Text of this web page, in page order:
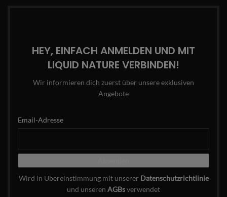
HEY, EINFACH ANMELDEN UND MIT
LIQUID NATURE VERBINDEN!
Wir informieren dich zuerst über unsere exklusiven
Angebote
Email-Adresse
Wird in Übereinstimmung mit unserer Datenschutzrichtlinie
und unseren AGBsverwendet